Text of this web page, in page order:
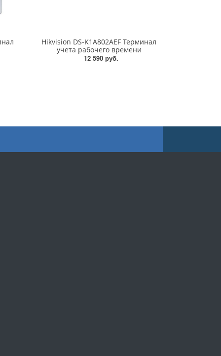
Hikvision DS-K1A802AEF Терминал
учета рабочего времени
12 590 руб.